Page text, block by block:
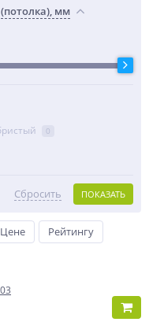
мм
0
ПОКАЗАТЬ
Сбросить
Цене
Рейтингу